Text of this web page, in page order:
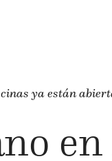
ya están